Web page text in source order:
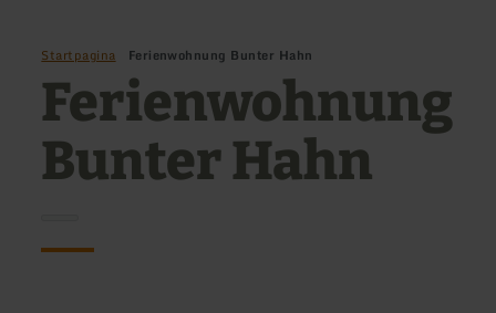
Startpagina Ferienwohnung Bunter Hahn
Ferienwohnung
Bunter Hahn